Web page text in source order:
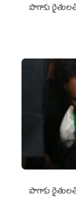
పొగాకు
పొగాకు